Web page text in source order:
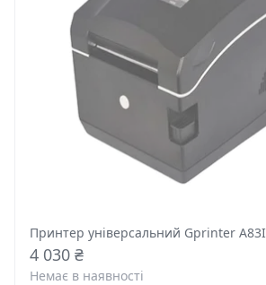
Принтер універсальний Gprinter A83I
4 030 ₴
Немає в наявності